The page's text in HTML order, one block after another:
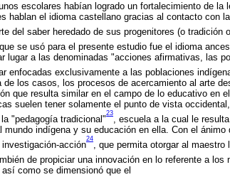
escolares habían logrado un fortalecimiento de
hablan el idioma castellano gracias al contacto con
del saber heredado de sus progenitores (o tradición
se usó para el presente estudio fue el idioma
lugar a las denominadas "acciones afirmativas, las
enfocadas exclusivamente a las poblaciones
los casos, los procesos de acercamiento al arte
que resulta similar en el campo de lo educativo en
suelen tener solamente el punto de vista
"pedagogía tradicional"
23
, escuela a la cual le
indígena y su educación en ella. Con el
acción
24
, que permita otorgar al
de propiciar una innovación en lo referente a
como se dimensionó que el